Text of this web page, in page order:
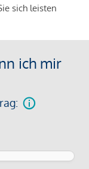
sich leisten
ich mir